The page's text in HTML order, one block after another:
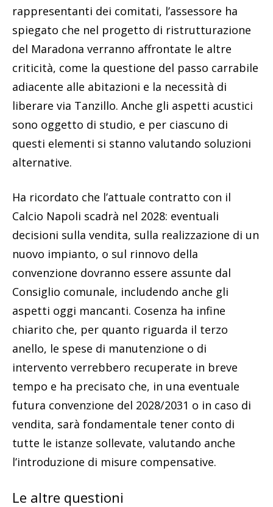
rappresentanti dei comitati, l’assessore ha
spiegato che nel progetto di ristrutturazione
del Maradona verranno affrontate le altre
criticità, come la questione del passo carrabile
adiacente alle abitazioni e la necessità di
liberare via Tanzillo. Anche gli aspetti acustici
sono oggetto di studio, e per ciascuno di
questi elementi si stanno valutando soluzioni
alternative.
Ha ricordato che l’attuale contratto con il
Calcio Napoli scadrà nel 2028: eventuali
decisioni sulla vendita, sulla realizzazione di un
nuovo impianto, o sul rinnovo della
convenzione dovranno essere assunte dal
Consiglio comunale, includendo anche gli
aspetti oggi mancanti. Cosenza ha infine
chiarito che, per quanto riguarda il terzo
anello, le spese di manutenzione o di
intervento verrebbero recuperate in breve
tempo e ha precisato che, in una eventuale
futura convenzione del 2028/2031 o in caso di
vendita, sarà fondamentale tener conto di
tutte le istanze sollevate, valutando anche
l’introduzione di misure compensative.
Le altre questioni